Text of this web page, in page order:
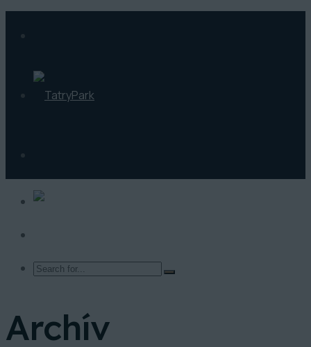
Archív